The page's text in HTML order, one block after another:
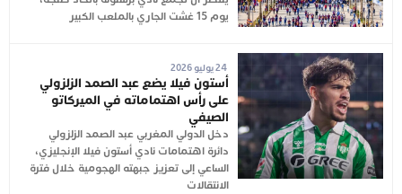
يوم 15 غشت الجاري بالملعب الكبير
24 يوليو 2026
أستون فيلا يضع عبد الصمد الزلزولي
على رأس اهتماماته في الميركاتو
الصيفي
دخل الدولي المغربي عبد الصمد الزلزولي
دائرة اهتمامات نادي أستون فيلا الإنجليزي،
الساعي إلى تعزيز جبهته الهجومية خلال فترة
الانتقالات